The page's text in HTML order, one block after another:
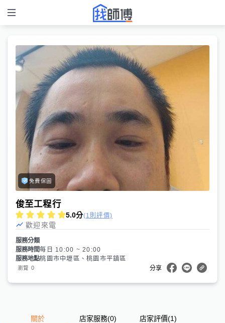
免費保固
俊至工程行
5.0分(1則評價)
歡迎來電
服務分類
服務時間每日 10:00 ~ 20:00
服務地點桃園市中壢區、桃園市平鎮區
瀏覽 0 分享
關於 店家服務(0) 店家評價(1)